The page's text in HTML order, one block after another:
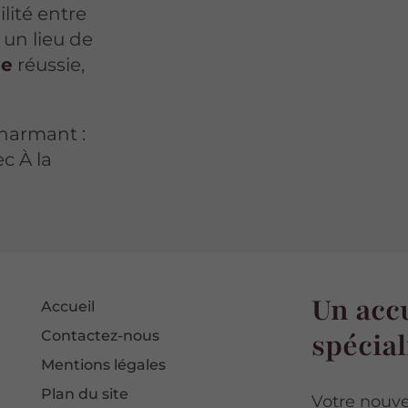
entre
lieu de
réussie,
:
À la
Accueil
Contactez-nous
Mentions légales
Plan du site
Un
Votre